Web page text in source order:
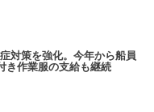
対策を強化。今年から船員
き作業服の支給も継続